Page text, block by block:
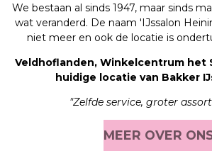
We bestaan al sinds 1947, maar sinds
wat veranderd. De naam 'IJssalon
niet meer en ook de locatie is
Veldhoflanden, Winkelcentrum het
huidige locatie van Bakker
"Zelfde service, groter
MEER OVER